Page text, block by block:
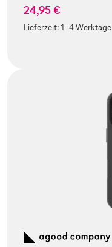
24,95 €
Lieferzeit:1-4 Werktage